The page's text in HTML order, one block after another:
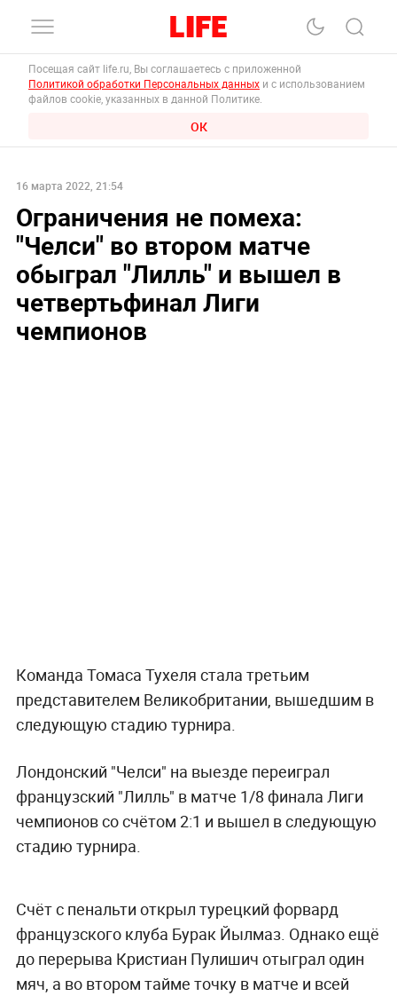
Посещая сайт life.ru, Вы соглашаетесь с приложенной
Политикой обработки Персональных данных и с использованием
файлов cookie, указанных в данной Политике.
ОК
16 марта 2022, 21:54
Ограничения не помеха:
"Челси" во втором матче
обыграл "Лилль" и вышел в
четвертьфинал Лиги
чемпионов
Команда Томаса Тухеля стала третьим
представителем Великобритании, вышедшим в
следующую стадию турнира.
Лондонский "Челси" на выезде переиграл
французский "Лилль" в матче 1/8 финала Лиги
чемпионов со счётом 2:1 и вышел в следующую
стадию турнира.
Счёт с пенальти открыл турецкий форвард
французского клуба Бурак Йылмаз. Однако ещё
до перерыва Кристиан Пулишич отыграл один
мяч, а во втором тайме точку в матче и всей